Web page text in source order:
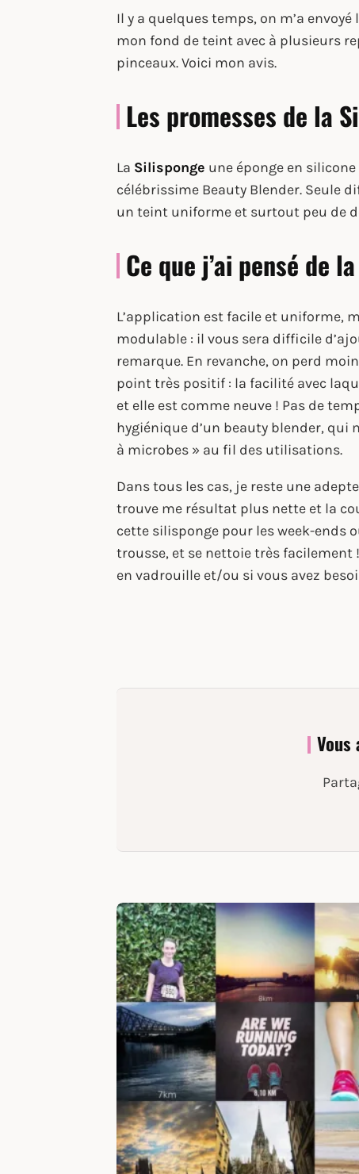
Il y a quelques temps, on m’a
mon fond de teint avec à plusieurs
pinceaux. Voici mon avis.
Les promesses de la
La Silisponge une éponge en
célébrissime Beauty Blender. Seule
un teint uniforme et surtout peu de
Ce que j’ai pensé de
L’application est facile et uniforme,
modulable : il vous sera difficile
remarque. En revanche, on perd
point très positif : la facilité avec
et elle est comme neuve ! Pas de
hygiénique d’un beauty blender, qui
à microbes » au fil des utilisations.
Dans tous les cas, je reste une
trouve me résultat plus nette et la
cette silisponge pour les week-ends
trousse, et se nettoie très facilement
en vadrouille et/ou si vous avez